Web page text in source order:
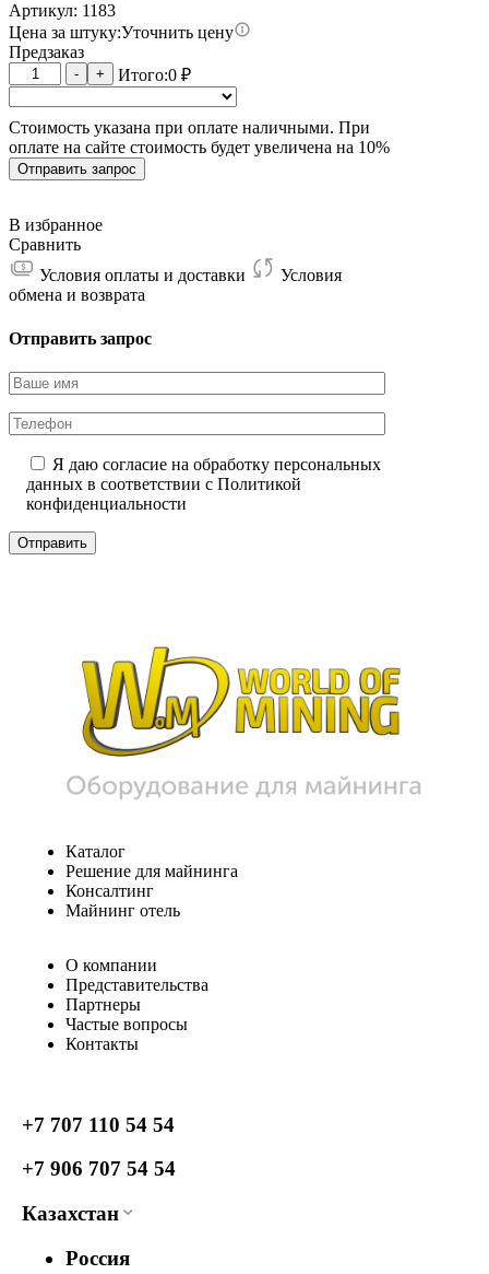
Артикул: 1183
Цена за штуку:Уточнить цену
Предзаказ
Количество
товара
Whatsminer
M66S
19W
272T
- + Итого:0₽
Стоимость указана при оплате наличными. При
оплате на сайте стоимость будет увеличена на 10%
Отправить запрос
В избранное
Сравнить
Условия оплаты и доставки
Условия
обмена и возврата
Отправить запрос
Я даю согласие на обработку персональных
данных в соответствии с Политикой
конфиденциальности
Каталог
Решение для майнинга
Консалтинг
Майнинг отель
О компании
Представительства
Партнеры
Частые вопросы
Контакты
+7 707 110 54 54
+7 906 707 54 54
Казахстан
Россия